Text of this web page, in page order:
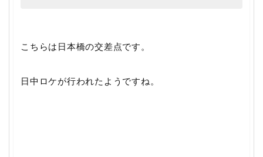
こちらは日本橋の交差点です。
日中ロケが行われたようですね。